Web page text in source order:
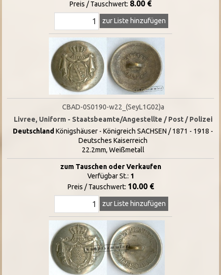
Preis / Tauschwert: 8.00 €
zur Liste hinzufügen
CBAD-0S0190-w22_(SeyL1G02)a
Livree, Uniform - Staatsbeamte/Angestellte / Post / Polizei
Deutschland Königshäuser - Königreich SACHSEN / 1871 - 1918 -
Deutsches Kaiserreich
22.2mm, Weißmetall
zum Tauschen oder Verkaufen
Verfügbar St.: 1
Preis / Tauschwert: 10.00 €
zur Liste hinzufügen